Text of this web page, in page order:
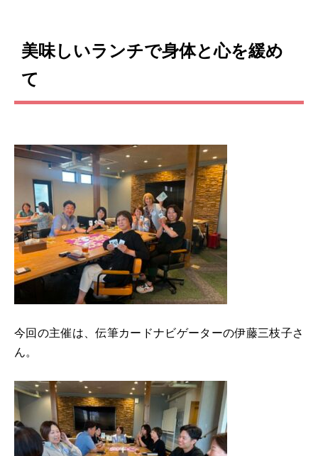
美味しいランチで身体と心を緩め
て
今回の主催は、伝筆カードナビゲーターの伊藤三枝子さ
ん。